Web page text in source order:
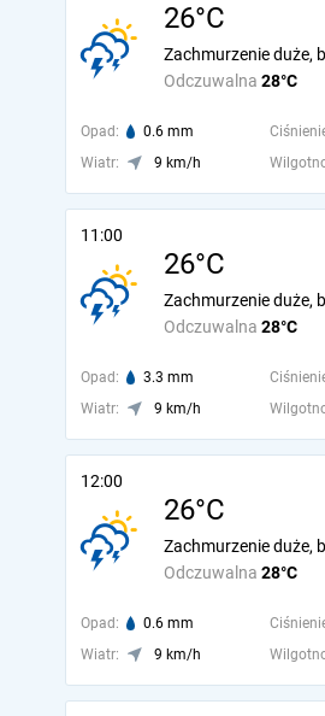
26°C
Odczuwalna 28°C
Zachmurzenie duże,
Opad: 0.6 mm
Wiatr:
9 km/h
11:00
26°C
Odczuwalna 28°C
Zachmurzenie duże,
Opad: 3.3 mm
Wiatr:
9 km/h
12:00
26°C
Odczuwalna 28°C
Zachmurzenie duże,
Opad: 0.6 mm
Wiatr:
9 km/h